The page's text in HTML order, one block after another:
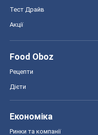
Тест Драйв
Акції
Food Oboz
Рецепти
Дієти
Економіка
Ринки та компанії